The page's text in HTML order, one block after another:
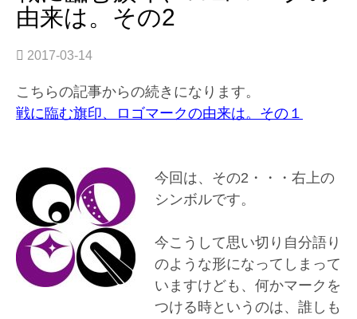
は。
由来は。その2
2017-03-14
こちらの記事からの続きになります。
戦に臨む旗印、ロゴマークの由来は。その１
今回は、その2・・・右上の
シンボルです。
今こうして思い切り自分語り
のような形になってしまって
いますけども、何かマークを
つける時というのは、誰しも